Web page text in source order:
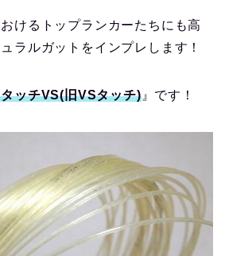
けるトップランカーたちにも高
ラルガットをインプレします！
ッチVS(旧VSタッチ)』です！